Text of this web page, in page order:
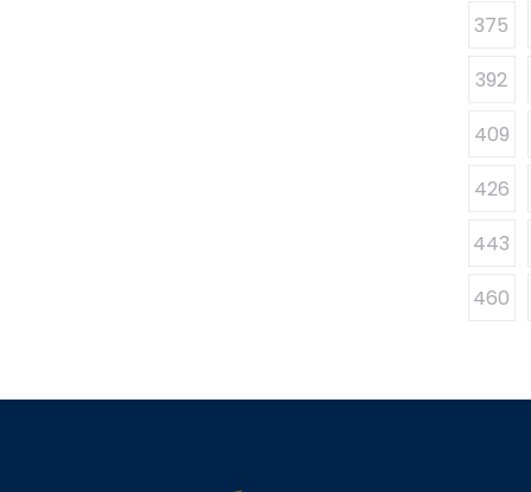
375
392
409
426
443
460